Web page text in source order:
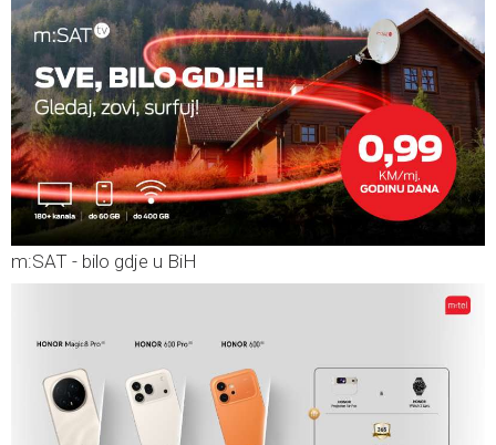
m:SAT - bilo gdje u BiH